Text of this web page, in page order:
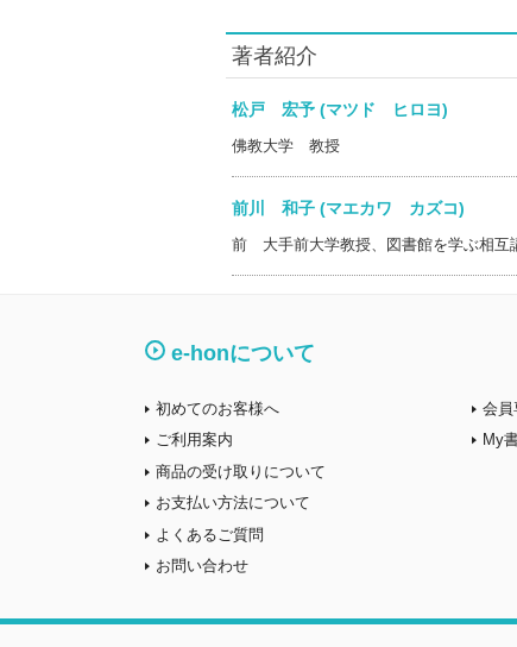
著者紹介
松戸 宏予 (マツド ヒロヨ)
佛教大学 教授
前川 和子 (マエカワ カズコ)
前 大手前大学教授、図書館を学ぶ相互
e-honについて
初めてのお客様へ
ご利用案内
商品の受け取りについて
お支払い方法について
よくあるご質問
お問い合わせ
会員
My